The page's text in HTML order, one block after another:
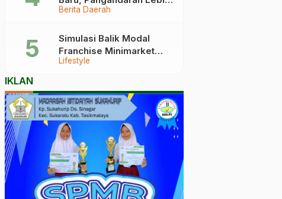
Berita Daerah
Mudah Dijangkau
Lifestyle
Simulasi Balik Modal
Franchise Minimarket
2026
IKLAN